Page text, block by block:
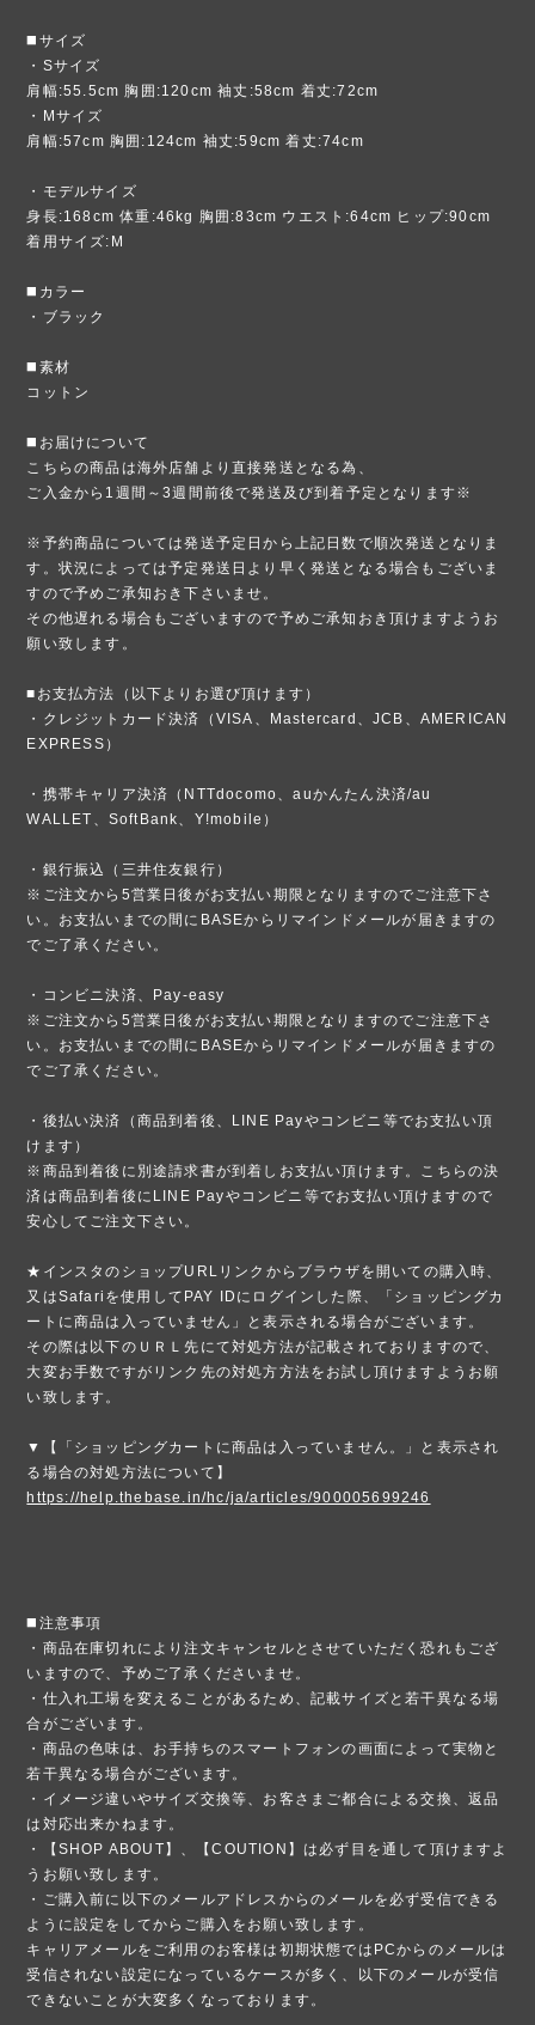
◼️サイズ
・Sサイズ
肩幅:55.5cm 胸囲:120cm 袖丈:58cm 着丈:72cm
・Mサイズ
肩幅:57cm 胸囲:124cm 袖丈:59cm 着丈:74cm
・モデルサイズ
身長:168cm 体重:46kg 胸囲:83cm ウエスト:64cm ヒップ:90cm
着用サイズ:M
◼️カラー
・ブラック
◼️素材
コットン
◼️お届けについて
こちらの商品は海外店舗より直接発送となる為、
ご入金から1週間～3週間前後で発送及び到着予定となります※
※予約商品については発送予定日から上記日数で順次発送となりま
す。状況によっては予定発送日より早く発送となる場合もございま
すので予めご承知おき下さいませ。
その他遅れる場合もございますので予めご承知おき頂けますようお
願い致します。
■お支払方法（以下よりお選び頂けます）
・クレジットカード決済（VISA、Mastercard、JCB、AMERICAN
EXPRESS）
・携帯キャリア決済（NTTdocomo、auかんたん決済/au
WALLET、SoftBank、Y!mobile）
・銀行振込（三井住友銀行）
※ご注文から5営業日後がお支払い期限となりますのでご注意下さ
い。お支払いまでの間にBASEからリマインドメールが届きますの
でご了承ください。
・コンビニ決済、Pay-easy
※ご注文から5営業日後がお支払い期限となりますのでご注意下さ
い。お支払いまでの間にBASEからリマインドメールが届きますの
でご了承ください。
・後払い決済（商品到着後、LINE Payやコンビニ等でお支払い頂
けます）
※商品到着後に別途請求書が到着しお支払い頂けます。こちらの決
済は商品到着後にLINE Payやコンビニ等でお支払い頂けますので
安心してご注文下さい。
★インスタのショップURLリンクからブラウザを開いての購入時、
又はSafariを使用してPAY IDにログインした際、「ショッピングカ
ートに商品は入っていません」と表示される場合がございます。
その際は以下のＵＲＬ先にて対処方法が記載されておりますので、
大変お手数ですがリンク先の対処方方法をお試し頂けますようお願
い致します。
▼【「ショッピングカートに商品は入っていません。」と表示され
る場合の対処方法について】
https://help.thebase.in/hc/ja/articles/900005699246
◼️注意事項
・商品在庫切れにより注文キャンセルとさせていただく恐れもござ
いますので、予めご了承くださいませ。
・仕入れ工場を変えることがあるため、記載サイズと若干異なる場
合がございます。
・商品の色味は、お手持ちのスマートフォンの画面によって実物と
若干異なる場合がございます。
・イメージ違いやサイズ交換等、お客さまご都合による交換、返品
は対応出来かねます。
・【SHOP ABOUT】、【COUTION】は必ず目を通して頂けますよ
うお願い致します。
・ご購入前に以下のメールアドレスからのメールを必ず受信できる
ように設定をしてからご購入をお願い致します。
キャリアメールをご利用のお客様は初期状態ではPCからのメールは
受信されない設定になっているケースが多く、以下のメールが受信
できないことが大変多くなっております。